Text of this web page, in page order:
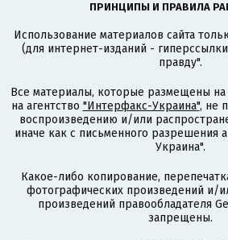
ПРИНЦИПЫ И ПРАВИЛА
Использование материалов сайта
(для интернет-изданий -
правду".
Все материалы, которые размещены на
на агентство "Интерфакс-Украина", не
воспроизведению и/или
иначе как с письменного разрешения
Украина".
Какое-либо копирование,
фотографических произведений и/
произведений правообладателя
запрещены.